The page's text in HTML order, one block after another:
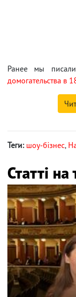
Ранее мы
домогательства в
Теги: шоу-бізнес,
Статті